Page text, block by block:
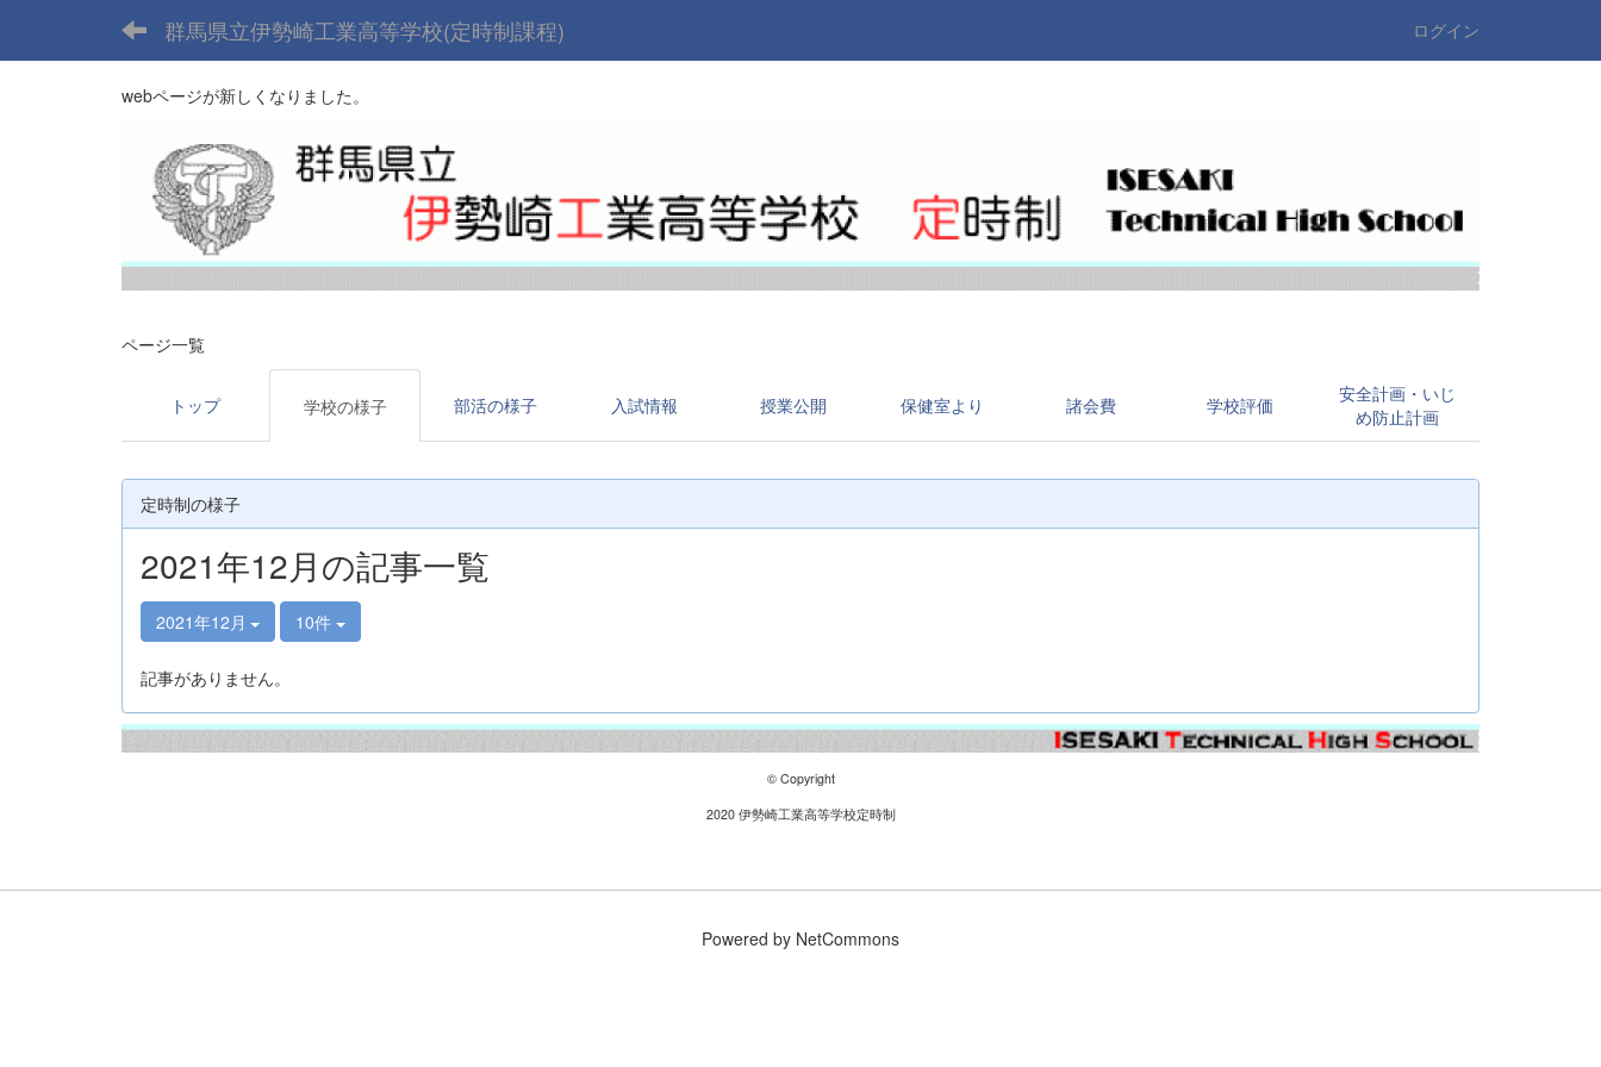
群馬県立伊勢崎工業高等学校(定時制課程) ログイン
webページが新しくなりました。
ページ一覧
トップ 学校の様子 部活の様子 入試情報 授業公開 保健室より 諸会費 学校評価
安全計画・いじ
め防止計画
定時制の様子
2021年12月の記事一覧
2021年12月 10件
記事がありません。
© Copyright
2020 伊勢崎工業高等学校定時制
Powered by NetCommons